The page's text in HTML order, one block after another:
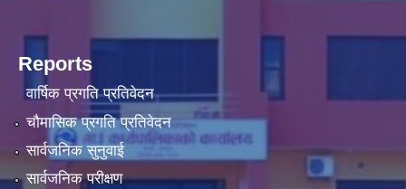
Reports
वार्षिक प्रगति प्रतिवेदन
चौमासिक प्रगति प्रतिवेदन
सार्वजनिक सुनुवाई
सार्वजनिक परीक्षण